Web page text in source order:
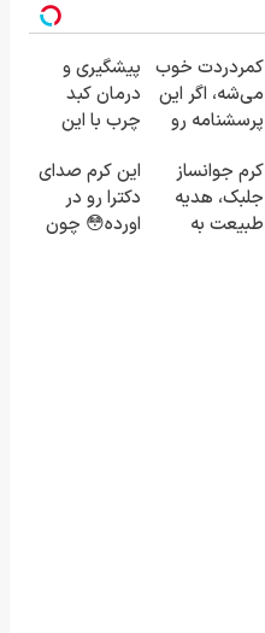
کمردردت خوب
می‌شه، اگر این
پرسشنامه رو
پیشگیری و
درمان کبد
چرب با این
گیاهی
کرم جوانساز
جلبک، هدیه
طبیعت به
این کرم صدای
دکترا رو در
اورده😳 چون